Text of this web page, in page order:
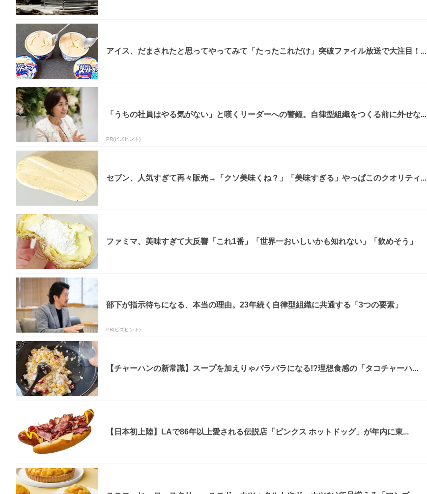
アイス、だまされたと思ってやってみて「たったこれだけ」突破ファイル放送で大注目！...
「うちの社員はやる気がない」と嘆くリーダーへの警鐘。自律型組織をつくる前に外せな...
PR(ビズヒント)
セブン、人気すぎて再々販売→「クソ美味くね？」「美味すぎる」やっぱこのクオリティ...
ファミマ、美味すぎて大反響「これ1番」「世界一おいしいかも知れない」「飲めそう」
部下が指示待ちになる、本当の理由。23年続く自律型組織に共通する「3つの要素」
PR(ビズヒント)
【チャーハンの新常識】スープを加えりゃパラパラになる!?理想食感の「タコチャーハ...
【日本初上陸】LAで86年以上愛される伝説店「ピンクス ホットドッグ」が年内に東...